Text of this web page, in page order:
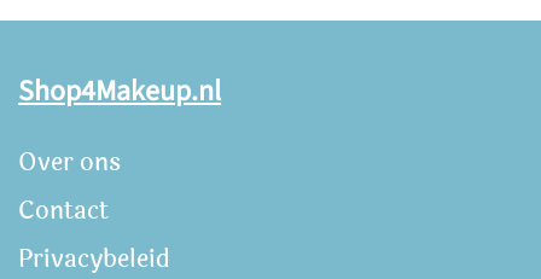
Shop4Makeup.nl
Over ons
Contact
Privacybeleid